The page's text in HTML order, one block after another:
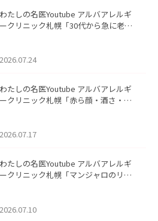
わたしの名医Youtube アルバアレルギ
ークリニック札幌「30代から急に老け
た。
2026.07.24
わたしの名医Youtube アルバアレルギ
ークリニック札幌「赤ら顔・酒さ・ニ
した。
2026.07.17
わたしの名医Youtube アルバアレルギ
ークリニック札幌「マンジャロのリア
た。
2026.07.10